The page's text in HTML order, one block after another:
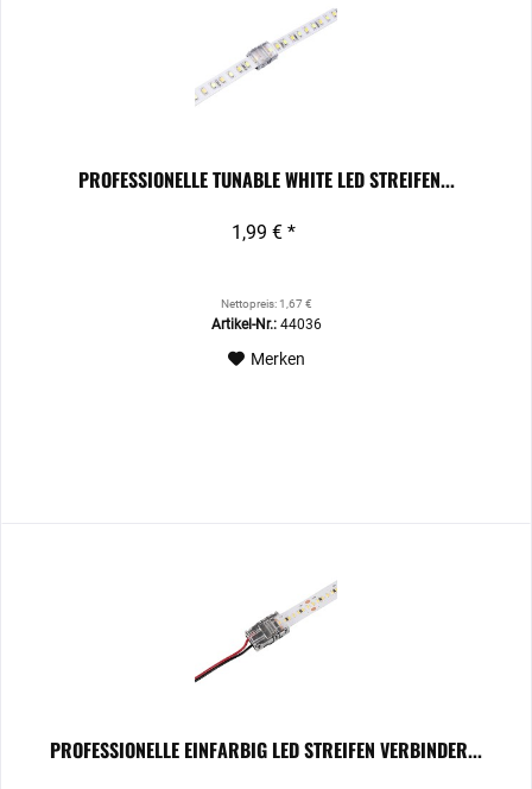
PROFESSIONELLE TUNABLE WHITE LED STREIFEN...
1,99 € *
Nettopreis: 1,67 €
Artikel-Nr.:44036
Merken
PROFESSIONELLE EINFARBIG LED STREIFEN VERBINDER...